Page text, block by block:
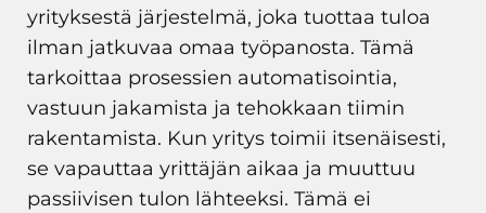
yrityksestä järjestelmä, joka tuottaa tuloa
ilman jatkuvaa omaa työpanosta. Tämä
tarkoittaa prosessien automatisointia,
vastuun jakamista ja tehokkaan tiimin
rakentamista. Kun yritys toimii itsenäisesti,
se vapauttaa yrittäjän aikaa ja muuttuu
passiivisen tulon lähteeksi. Tämä ei